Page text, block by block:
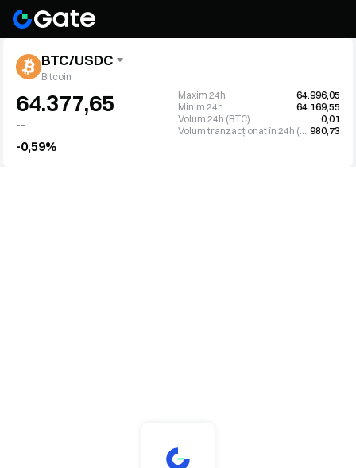
BTC/USDC
Bitcoin
64.377,65
--
-0,59%
Maxim 24h
64.996,05
Minim 24h
64.169,55
Volum 24h (BTC)
0,01
Volum tranzacționat în 24h (USDC) 980,73